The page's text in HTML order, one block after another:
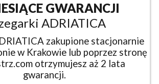
GWARANCJI
ADRIATICA
zakupione stacjonarnie
w Krakowie lub poprzez stronę
otrzymujesz aż 2 lata
gwarancji.